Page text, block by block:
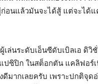
ก่อนแล้วมันจะได้สู้ แต่จะได้
ล่นระดับเอ็นซีดับเบิลเอ ดิวิ
ปซิปิก ในสต็อกตัน แคลิฟอร์เ
ดีมากเลยครับ เพราะปกติจุด